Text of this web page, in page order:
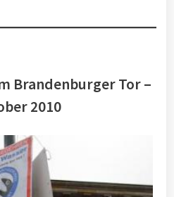
Brandenburger Tor –
2010